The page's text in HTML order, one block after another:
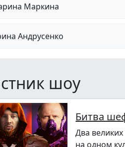
Маркина
Андрусенко
шоу
Битва
Два
на одном